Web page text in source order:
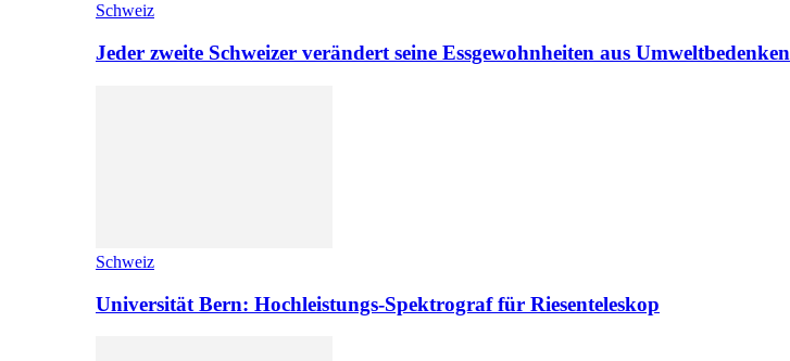
Schweiz
Jeder zweite Schweizer verändert seine Essgewohnheiten aus Umweltbedenken
Schweiz
Universität Bern: Hochleistungs-Spektrograf für Riesenteleskop